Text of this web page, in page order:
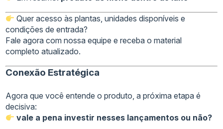
Quer acesso às plantas, unidades disponíveis e
condições de entrada?
Fale agora com nossa equipe e receba o material
completo atualizado.
Conexão Estratégica
Agora que você entende o produto, a próxima etapa é
decisiva:
vale a pena investir nesses lançamentos ou não?